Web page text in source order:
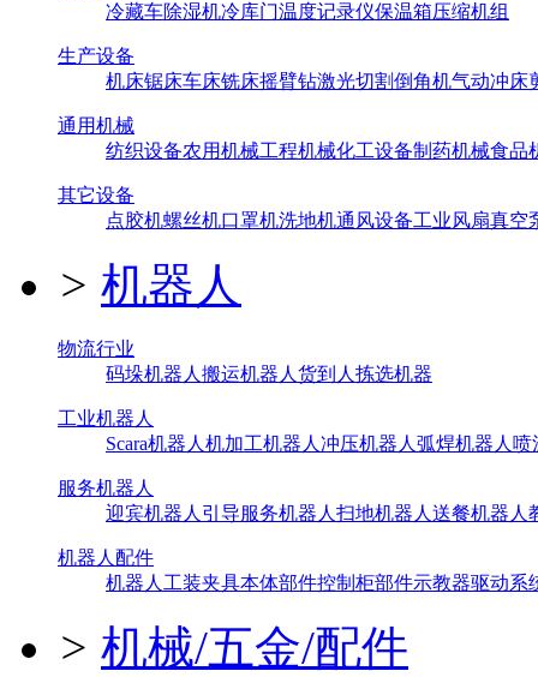
冷藏车除湿机冷库门温度记录仪保温箱压缩机组
生产设备
机床锯床车床铣床摇臂钻激光切割倒角机气动冲床
通用机械
纺织设备农用机械工程机械化工设备制药机械食品
其它设备
点胶机螺丝机口罩机洗地机通风设备工业风扇真空
> 机器人
物流行业
码垛机器人 搬运机器人 货到人拣选机器
工业机器人
Scara机器人 机加工机器人 冲压机器人 弧焊机器人 喷
服务机器人
迎宾机器人 引导服务机器人 扫地机器人 送餐机器人
机器人配件
机器人工装夹具本体部件控制柜部件示教器驱动系
> 机械/五金/配件